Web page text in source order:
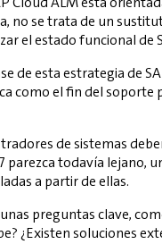
no se trata de un
el estado funcional de
de esta estrategia de
como el fin del
de sistemas
todavía lejano,
a partir de ellas.
preguntas clave,
¿Existen soluciones